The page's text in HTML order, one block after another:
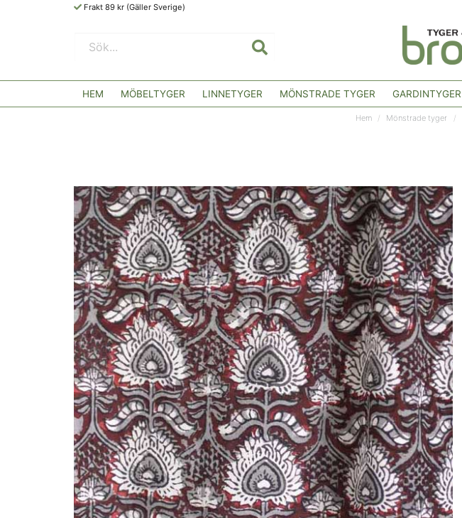
Frakt 89 kr (Gäller Sverige)
HEM MÖBELTYGER LINNETYGER MÖNSTRADE TYGER GARDINTYGER
Hem Mönstrade tyger